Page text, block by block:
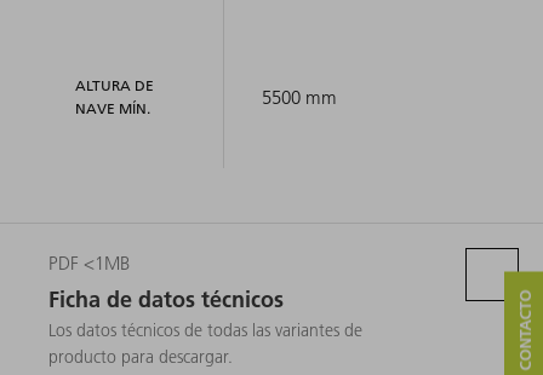
ALTURA DE
NAVE MÍN.
5500 mm
PDF <1MB
Ficha de datos técnicos
Los datos técnicos de todas las variantes de
producto para descargar.